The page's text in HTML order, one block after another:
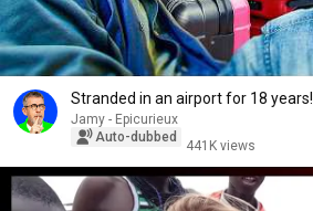
Stranded in an airport for 18 years!
Jamy - Epicurieux
Auto-dubbed
441K views